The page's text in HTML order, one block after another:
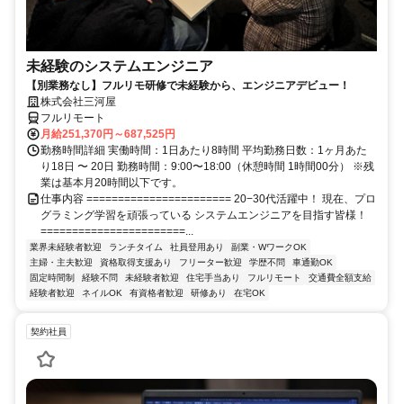
未経験のシステムエンジニア
【別業務なし】フルリモ研修で未経験から、エンジニアデビュー！
株式会社三河屋
フルリモート
月給251,370円～687,525円
勤務時間詳細 実働時間：1日あたり8時間 平均勤務日数：1ヶ月あた
り18日 〜 20日 勤務時間：9:00〜18:00（休憩時間 1時間00分） ※残
業は基本月20時間以下です。
仕事内容 ======================= 20−30代活躍中！ 現在、プロ
グラミング学習を頑張っている システムエンジニアを目指す皆様！
=======================...
業界未経験者歓迎 ランチタイム 社員登用あり
副業・WワークOK
主婦・主夫歓迎
資格取得支援あり フリーター歓迎 学歴不問
車通勤OK
固定時間制
経験不問 未経験者歓迎 住宅手当あり フルリモート
交通費全額支給
経験者歓迎
ネイルOK 有資格者歓迎 研修あり 在宅OK
契約社員